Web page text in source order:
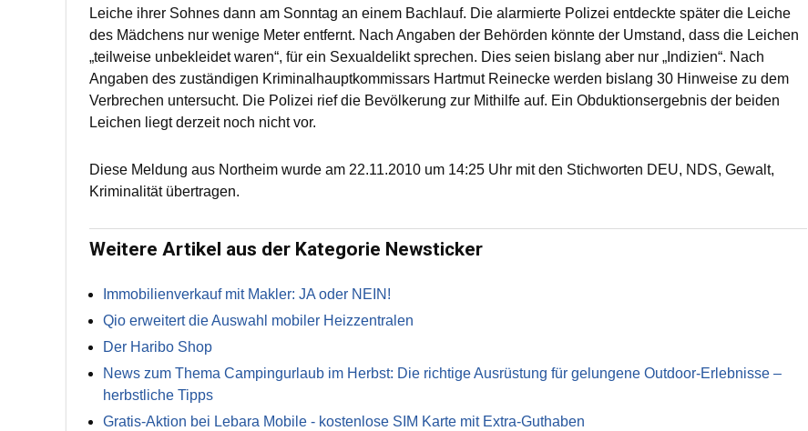
Leiche ihrer Sohnes dann am Sonntag an einem Bachlauf. Die alarmierte Polizei entdeckte später die Leiche
des Mädchens nur wenige Meter entfernt. Nach Angaben der Behörden könnte der Umstand, dass die Leichen
„teilweise unbekleidet waren“, für ein Sexualdelikt sprechen. Dies seien bislang aber nur „Indizien“. Nach
Angaben des zuständigen Kriminalhauptkommissars Hartmut Reinecke werden bislang 30 Hinweise zu dem
Verbrechen untersucht. Die Polizei rief die Bevölkerung zur Mithilfe auf. Ein Obduktionsergebnis der beiden
Leichen liegt derzeit noch nicht vor.
Diese Meldung aus Northeim wurde am 22.11.2010 um 14:25 Uhr mit den Stichworten DEU, NDS, Gewalt,
Kriminalität übertragen.
Weitere Artikel aus der Kategorie Newsticker
Immobilienverkauf mit Makler: JA oder NEIN!
Qio erweitert die Auswahl mobiler Heizzentralen
Der Haribo Shop
News zum Thema Campingurlaub im Herbst: Die richtige Ausrüstung für gelungene Outdoor-Erlebnisse –
herbstliche Tipps
Gratis-Aktion bei Lebara Mobile - kostenlose SIM Karte mit Extra-Guthaben